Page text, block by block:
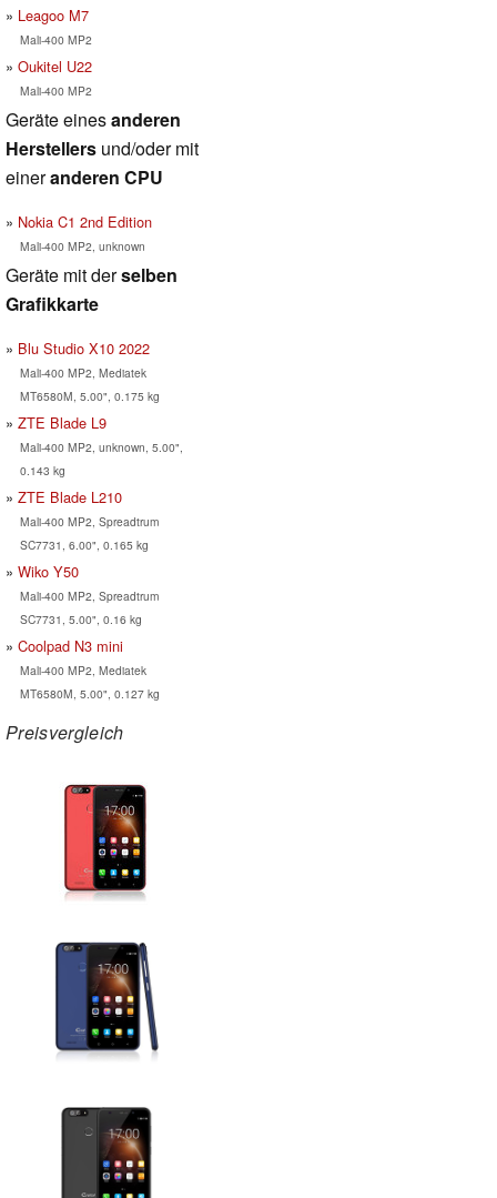
Leagoo M7
Mali-400 MP2
Oukitel U22
Mali-400 MP2
Geräte einesanderen
Herstellers und/oder mit
eineranderen CPU
Nokia C1 2nd Edition
Mali-400 MP2, unknown
Geräte mit derselben
Grafikkarte
Blu Studio X10 2022
Mali-400 MP2, Mediatek
MT6580M, 5.00", 0.175 kg
ZTE Blade L9
Mali-400 MP2, unknown, 5.00",
0.143 kg
ZTE Blade L210
Mali-400 MP2, Spreadtrum
SC7731, 6.00", 0.165 kg
Wiko Y50
Mali-400 MP2, Spreadtrum
SC7731, 5.00", 0.16 kg
Coolpad N3 mini
Mali-400 MP2, Mediatek
MT6580M, 5.00", 0.127 kg
Preisvergleich